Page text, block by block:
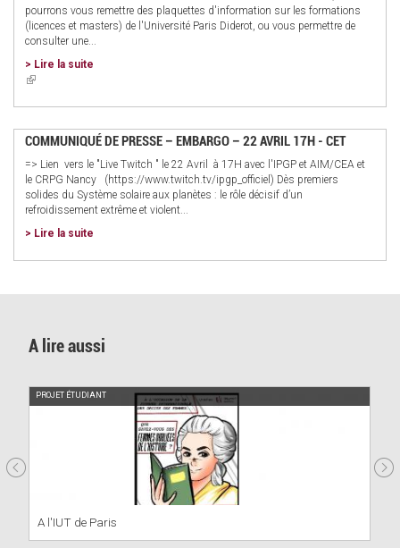
pourrons vous remettre des plaquettes d'information sur les formations
(licences et masters) de l'Université Paris Diderot, ou vous permettre de
consulter une...
> Lire la suite
(link
external)
COMMUNIQUÉ DE PRESSE – EMBARGO – 22 AVRIL 17H - CET
=> Lien vers le "Live Twitch " le 22 Avril à 17H avec l'IPGP et AIM/CEA et
le CRPG Nancy (https://www.twitch.tv/ipgp_officiel) Dès premiers
solides du Système solaire aux planètes : le rôle décisif d’un
refroidissement extrême et violent...
> Lire la suite
A lire aussi
PROJET ÉTUDIANT
A l'IUT de Paris